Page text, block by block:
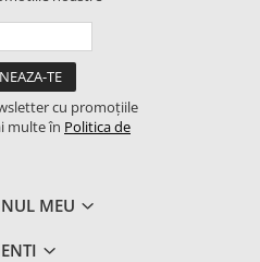
cu promoțiile
multe în Politica de
MEU